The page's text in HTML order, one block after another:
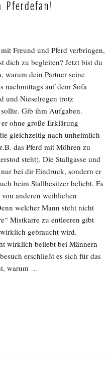
Pferdefan!
Freund und Pferd verbringen,
dich zu begleiten? Jetzt bist du
warum dein Partner seine
nachmittags auf dem Sofa
und Nieselregen trotz
Gib ihm Aufgaben.
ohne große Erklärung
gleichzeitig nach unheimlich
das Pferd mit Möhren zu
steht). Die Stallgasse und
bei dir Eindruck, sondern er
beim Stallbesitzer beliebt. Es
anderen weiblichen
welcher Mann steht nicht
Mistkarre zu entleeren gibt
gebraucht wird.
wirklich beliebt bei Männern
erschließt es sich für das
warum …